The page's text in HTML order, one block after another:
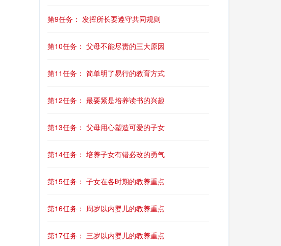
第9任务： 发挥所长要遵守共同规则
第10任务： 父母不能尽责的三大原因
第11任务： 简单明了易行的教育方式
第12任务： 最要紧是培养读书的兴趣
第13任务： 父母用心塑造可爱的子女
第14任务： 培养子女有错必改的勇气
第15任务： 子女在各时期的教养重点
第16任务： 周岁以内婴儿的教养重点
第17任务： 三岁以内婴儿的教养重点